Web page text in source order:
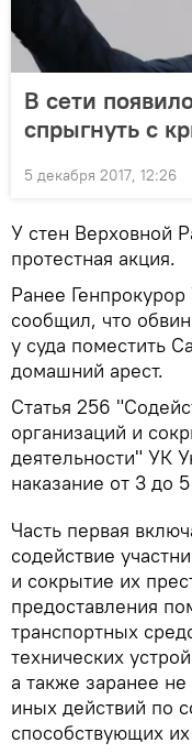
В сети
спрыгнуть с
5 декабря 2017, 12:26
У стен Верховной
протестная акция.
Ранее
сообщил, что
у суда поместить
домашний арест.
Статья 256
организаций и
деятельности" УК
наказание от 3 до
Часть первая
содействие
и сокрытие их
предоставления
транспортных
технических
а также заранее
иных действий по
способствующих